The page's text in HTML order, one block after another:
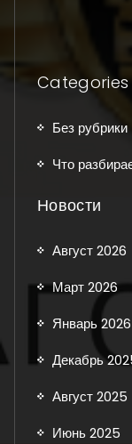
Categories
Без рубрики
Что
Новости
Август 2026
Март 2026
Январь 2026
Декабрь
Август 2025
Июнь 2025